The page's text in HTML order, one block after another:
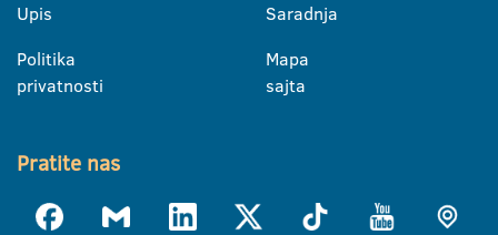
Upis
Politika
privatnosti
Saradnja
Mapa
sajta
Pratite nas